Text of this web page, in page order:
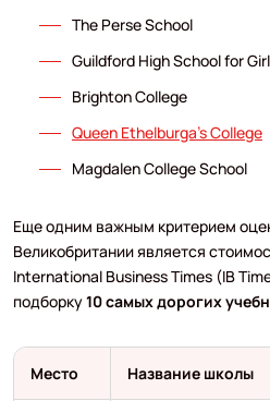
The Perse School
Guildford High School for
Brighton College
Queen Ethelburga's College
Magdalen College School
Еще одним важным критерием
Великобритании является
International Business Times (IB
подборку10 самых дорогих
Место Название школы